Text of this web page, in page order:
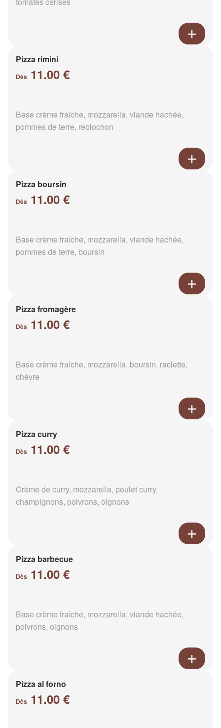
Pizza rimini
Dès 11.00 €
Base crème fraîche, mozzarella, viande hachée,
pommes de terre, reblochon
Pizza boursin
Dès 11.00 €
Base crème fraîche, mozzarella, viande hachée,
pommes de terre, boursin
Pizza fromagère
Dès 11.00 €
Base crème fraîche, mozzarella, boursin, raclette,
chèvre
Pizza curry
Dès 11.00 €
Crème de curry, mozzarella, poulet curry,
champignons, poivrons, oignons
Pizza barbecue
Dès 11.00 €
Base crème fraîche, mozzarella, viande hachée,
poivrons, oignons
Pizza al forno
Dès 11.00 €